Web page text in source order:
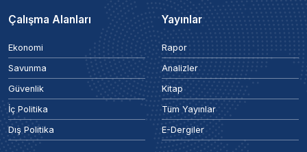
Çalışma Alanları
Ekonomi
Savunma
Güvenlik
İç Politika
Dış Politika
Yayınlar
Rapor
Analizler
Kitap
Tüm Yayınlar
E-Dergiler